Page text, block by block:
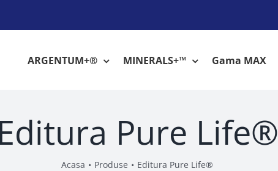
ARGENTUM+® MINERALS+™ Gama MAX
Editura Pure Life®
Acasa Produse Editura Pure Life®